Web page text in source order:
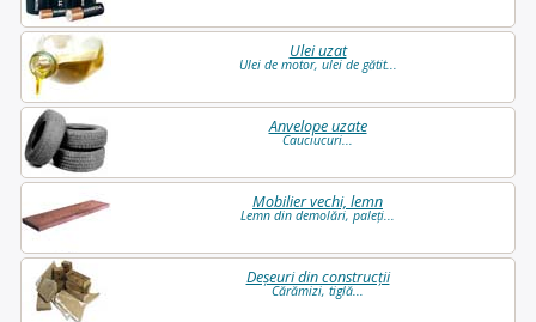
Ulei uzat
Ulei de motor, ulei de gătit...
Anvelope uzate
Cauciucuri...
Mobilier vechi, lemn
Lemn din demolări, paleți...
Deșeuri din construcții
Cărămizi, tiglă...